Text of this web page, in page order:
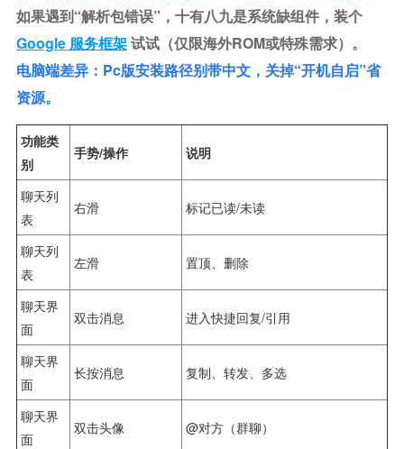
如果遇到“解析包错误”，十有八九是系统缺组件，装个
Google 服务框架试试（仅限海外ROM或特殊需求）。
电脑端差异：pc版安装路径别带中文，关掉“开机自启”省
资源。
功能类
别
手势/操作 说明
聊天列
表
右滑 标记已读/未读
聊天列
表
左滑 置顶、删除
聊天界
面
双击消息 进入快捷回复/引用
聊天界
面
长按消息 复制、转发、多选
聊天界
面
双击头像 @对方（群聊）